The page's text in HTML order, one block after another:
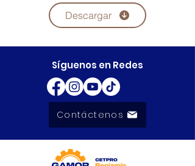
Descargar
Síguenos en Redes
Contáctenos